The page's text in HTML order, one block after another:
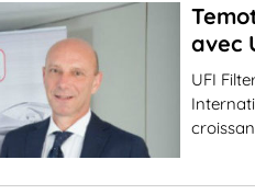
avec
UFI